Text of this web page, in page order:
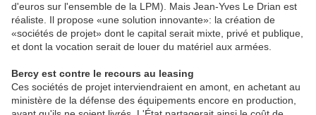
d'euros sur l'ensemble de la LPM). Mais Jean-Yves Le Drian est
réaliste. Il propose «une solution innovante»: la création de
«sociétés de projet» dont le capital serait mixte, privé et publique,
et dont la vocation serait de louer du matériel aux armées.
Bercy est contre le recours au leasing
Ces sociétés de projet interviendraient en amont, en achetant au
ministère de la défense des équipements encore en production,